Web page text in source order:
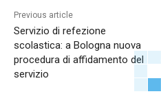
Previous article
Servizio di refezione
scolastica: a Bologna nuova
procedura di affidamento del
servizio